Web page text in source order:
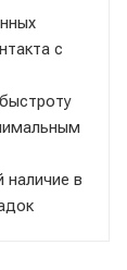
с
наличие в